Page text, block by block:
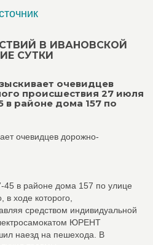
В ИВАНОВСКОЙ
СУТКИ
очевидцев
происшествия 27 июля
в районе дома 157 по
очевидцев дорожно-
45 в районе дома 157 по улице
в ходе которого,
средством индивидуальной
ЮРЕНТ
наезд на пешехода. В